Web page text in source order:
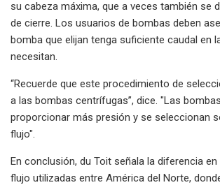
su cabeza máxima, que a veces también se
de cierre. Los usuarios de bombas deben
bomba que elijan tenga suficiente caudal en
necesitan.
“Recuerde que este procedimiento de
a las bombas centrífugas”, dice. "Las
proporcionar más presión y se seleccionan
flujo".
En conclusión, du Toit señala la diferencia en
flujo utilizadas entre América del Norte,